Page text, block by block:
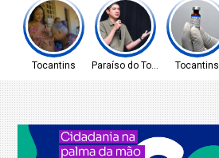
Tocantins Paraíso do TocantinsTocantins